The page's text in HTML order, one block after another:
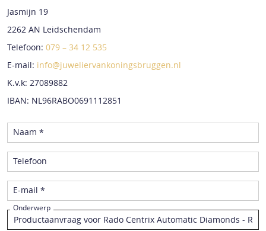
Jasmijn 19
2262 AN Leidschendam
Telefoon:079 – 34 12 535
E-mail: info@juweliervankoningsbruggen.nl
K.v.k: 27089882
IBAN: NL96RABO0691112851
Naam *
Telefoon
E-mail *
Onderwerp